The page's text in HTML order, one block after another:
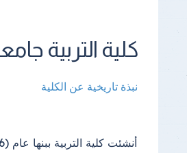
كلية التربية
نبذة تاريخية عن الكلية